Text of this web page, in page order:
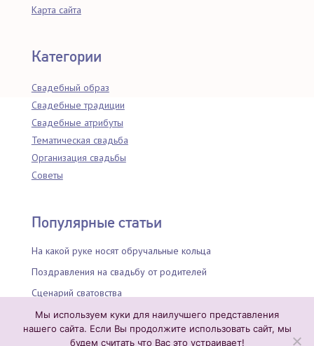
Карта сайта
Категории
Свадебный образ
Свадебные традиции
Свадебные атрибуты
Тематическая свадьба
Организация свадьбы
Советы
Популярные статьи
На какой руке носят обручальные кольца
Поздравления на свадьбу от родителей
Сценарий сватовства
Что будет если потерять обручальное кольцо
Надписи на обручальных кольцах
Мы используем куки для наилучшего представления
нашего сайта. Если Вы продолжите использовать сайт, мы
будем считать что Вас это устраивает!